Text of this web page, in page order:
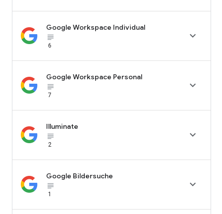
Google Workspace Individual
subject_black
6

Google Workspace Personal
subject_black
7

Illuminate
subject_black
2

Google Bildersuche
subject_black
1
